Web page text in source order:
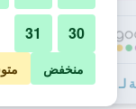
30
31
منخفض